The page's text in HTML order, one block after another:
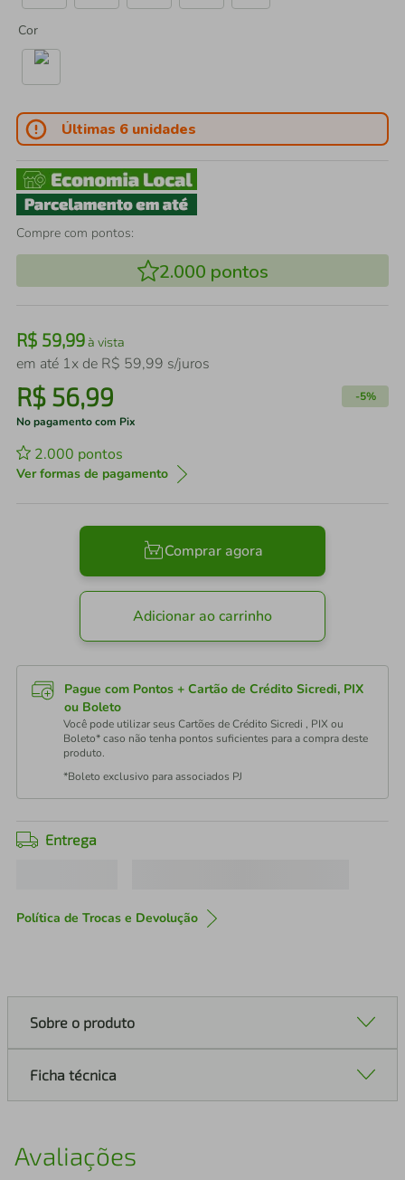
Cor
Últimas 6 unidades
Compre com pontos:
2.000 pontos
R$ 59,99à vista
em até 1x de R$ 59,99 s/juros
R$ 56,99 -5%
No pagamento com Pix
2.000 pontos
Ver formas de pagamento
Comprar agora
Adicionar ao carrinho
Pague com Pontos + Cartão de Crédito Sicredi, PIX
ou Boleto
Você pode utilizar seus Cartões de Crédito Sicredi , PIX ou
Boleto* caso não tenha pontos suficientes para a compra deste
produto.
*Boleto exclusivo para associados PJ
Entrega
Política de Trocas e Devolução
Sobre o produto
Ficha técnica
Avaliações